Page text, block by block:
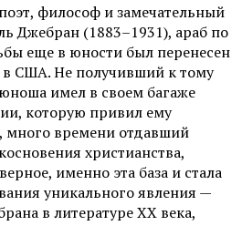
философ и замечательный
Джебран (1883–1931), араб по
еще в юности был перенесен
в США. Не получивший к тому
имел в своем багаже
которую привил ему
много времени отдавший
христианства,
именно эта база и стала
уникального явления —
в литературе ХХ века,